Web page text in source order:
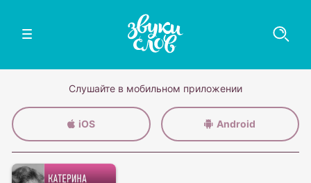
Слушайте в мобильном приложении
iOS Android